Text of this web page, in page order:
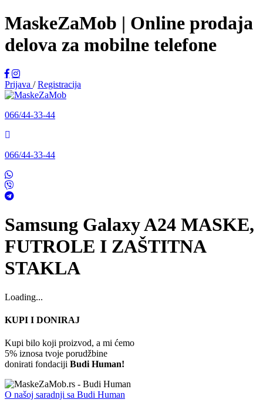
MaskeZaMob | Online prodaja
delova za mobilne telefone
Prijava / Registracija
066/44-33-44
066/44-33-44
Samsung Galaxy A24 MASKE,
FUTROLE I ZAŠTITNA
STAKLA
Loading...
KUPI I DONIRAJ
Kupi bilo koji proizvod, a mi ćemo
5% iznosa tvoje porudžbine
donirati fondaciji Budi Human!
O našoj saradnji sa Budi Human